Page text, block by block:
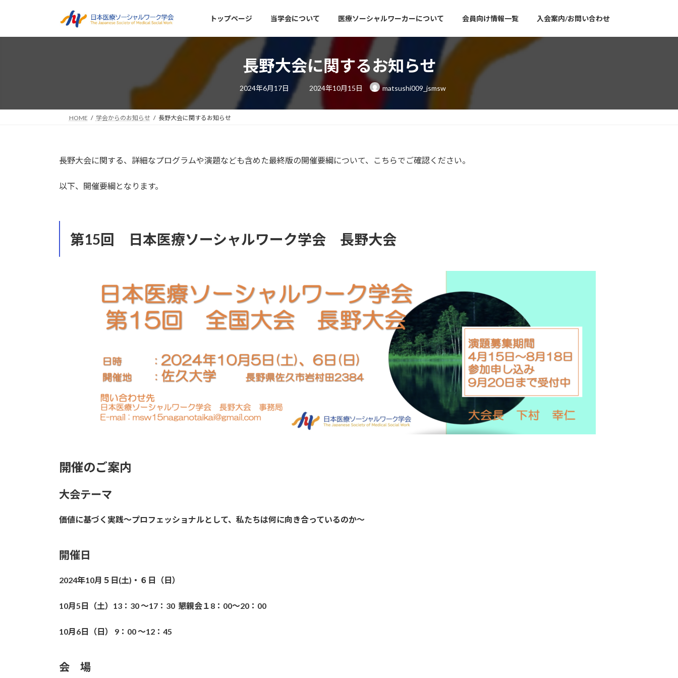
トップページ 当学会について 医療ソーシャルワーカーについて 会員向け情報一覧 入会案内/お問い合わせ
長野大会に関するお知らせ
2024年6月17日
終
日
2024年10月15日 matsushi009_jsmsw
HOME 学会からのお知らせ 長野大会に関するお知らせ
長野大会に関する、詳細なプログラムや演題なども含めた最終版の開催要綱について、こちらでご確認ください。
以下、開催要綱となります。
第15回 日本医療ソーシャルワーク学会 長野大会
開催のご案内
大会テーマ
価値に基づく実践〜プロフェッショナルとして、私たちは何に向き合っているのか〜
開催日
2024年10月５日(土)・６日（日）
10月5日（土）13：30 ～17：30 懇親会１8：00～20：00
10月6日（日） 9：00 〜12：45
会 場